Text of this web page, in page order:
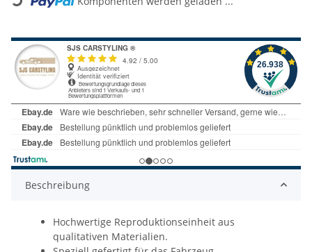
Beschreibung
Hochwertige Reproduktionseinheit aus
qualitativen Materialien.